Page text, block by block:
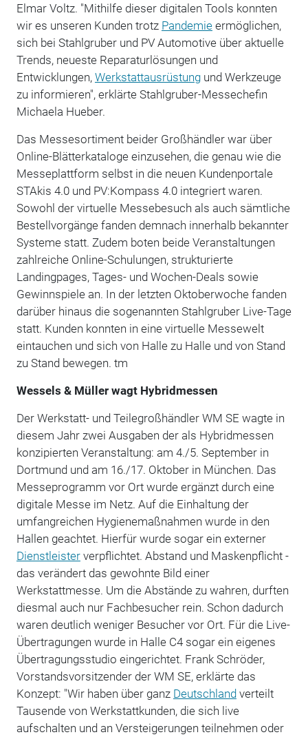
Elmar Voltz. "Mithilfe dieser digitalen Tools konnten
wir es unseren Kunden trotz Pandemieermöglichen,
sich bei Stahlgruber und PV Automotive über aktuelle
Trends, neueste Reparaturlösungen und
Entwicklungen, Werkstattausrüstungund Werkzeuge
zu informieren", erklärte Stahlgruber-Messechefin
Michaela Hueber.
Das Messesortiment beider Großhändler war über
Online-Blätterkataloge einzusehen, die genau wie die
Messeplattform selbst in die neuen Kundenportale
STAkis 4.0 und PV:Kompass 4.0 integriert waren.
Sowohl der virtuelle Messebesuch als auch sämtliche
Bestellvorgänge fanden demnach innerhalb bekannter
Systeme statt. Zudem boten beide Veranstaltungen
zahlreiche Online-Schulungen, strukturierte
Landingpages, Tages- und Wochen-Deals sowie
Gewinnspiele an. In der letzten Oktoberwoche fanden
darüber hinaus die sogenannten Stahlgruber Live-Tage
statt. Kunden konnten in eine virtuelle Messewelt
eintauchen und sich von Halle zu Halle und von Stand
zu Stand bewegen. tm
Wessels & Müller wagt Hybridmessen
Der Werkstatt- und Teilegroßhändler WM SE wagte in
diesem Jahr zwei Ausgaben der als Hybridmessen
konzipierten Veranstaltung: am 4./5. September in
Dortmund und am 16./17. Oktober in München. Das
Messeprogramm vor Ort wurde ergänzt durch eine
digitale Messe im Netz. Auf die Einhaltung der
umfangreichen Hygienemaßnahmen wurde in den
Hallen geachtet. Hierfür wurde sogar ein externer
Dienstleisterverpflichtet. Abstand und Maskenpflicht -
das verändert das gewohnte Bild einer
Werkstattmesse. Um die Abstände zu wahren, durften
diesmal auch nur Fachbesucher rein. Schon dadurch
waren deutlich weniger Besucher vor Ort. Für die Live-
Übertragungen wurde in Halle C4 sogar ein eigenes
Übertragungsstudio eingerichtet. Frank Schröder,
Vorstandsvorsitzender der WM SE, erklärte das
Konzept: "Wir haben über ganz Deutschlandverteilt
Tausende von Werkstattkunden, die sich live
aufschalten und an Versteigerungen teilnehmen oder